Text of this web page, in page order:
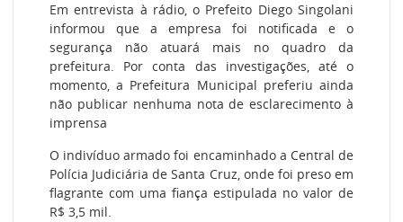
Em entrevista à rádio, o Prefeito Diego Singolani
informou que a empresa foi notificada e o
segurança não atuará mais no quadro da
prefeitura. Por conta das investigações, até o
momento, a Prefeitura Municipal preferiu ainda
não publicar nenhuma nota de esclarecimento à
imprensa
O indivíduo armado foi encaminhado a Central de
Polícia Judiciária de Santa Cruz, onde foi preso em
flagrante com uma fiança estipulada no valor de
R$ 3,5 mil.